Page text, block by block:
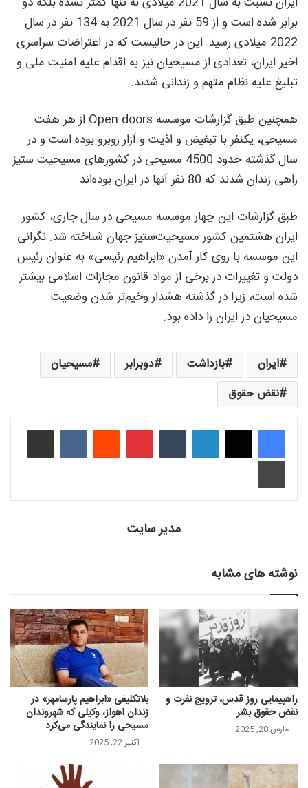
برابر شده است و از 59 نفر در سال 2021 به 134 نفر در سال
2022 میلادی رسید. این در حالیست که در اعتراضات سراسری
اخیر ایران، تعدادی از مسیحیان نیز به اقدام علیه امنیت ملی و
تبلیغ علیه نظام متهم و زندانی شدند.
همچنین طبق گزارشات موسسه Open doors از هر هفت
مسیحی، یکنفر با تبغیض و اذیت و آزار روبرو بوده است و در
سال گذشته حدود 4500 مسیحی در کشورهای مسیحیت ستیز
راهی زندان شدند که 80 نفر آنها در ایران بوده‌اند.
طبق گزارشات این چهار موسسه مسیحی در سال جاری، کشور
ایران هشتمین کشور مسیحیت‌ستیز جهان شناخته شد. نگرانی
این موسسه با روی کار آمدن «ابراهیم رئیسی» به عنوان رئیس
دولت و تغییرات در برخی از مواد قانون مجازات اسلامی بیشتر
شده است، زیرا در گذشته هشدار وخیم‌تر شدن وضعیت
مسیحیان در ایران را داده بود.
ایران بازداشت دوبرابر
مسیحیان
نقض حقوق
لینکدین ‫تامبلر ‫پین‌ترست‫رددیت ‫VKontakteاشتراک گذاری از طریق ایمیل
چاپ
مدیر سایت
نوشته های مشابه
راهپیمایی روز قدس، ترویج نفرت و
نقض حقوق بشر
مارس 28, 2025
بلاتکلیفی «ابراهیم پارسامهر» در
زندان اهواز، وکیلی که شهروندان
مسیحی را نمایندگی می‌کرد
اکتبر 22, 2025